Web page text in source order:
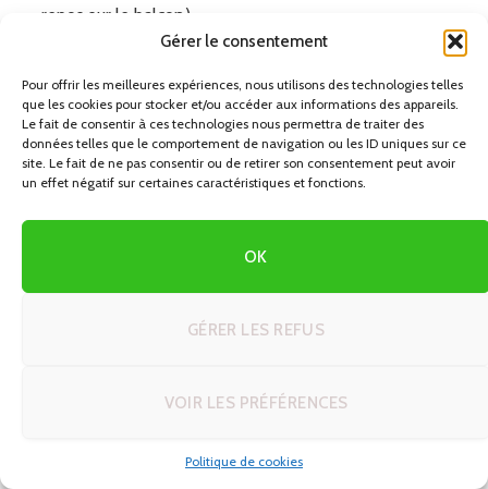
Gérer le consentement
Pour offrir les meilleures expériences, nous utilisons des technologies telles
que les cookies pour stocker et/ou accéder aux informations des appareils.
Le fait de consentir à ces technologies nous permettra de traiter des
données telles que le comportement de navigation ou les ID uniques sur ce
site. Le fait de ne pas consentir ou de retirer son consentement peut avoir
un effet négatif sur certaines caractéristiques et fonctions.
OK
GÉRER LES REFUS
VOIR LES PRÉFÉRENCES
Politique de cookies
repos sur le balcon).
Jour 4 – Journée semi-libre
Matin : Fondation César Manrique, visite de Teguise
(ancien village). Après-midi libre à l’hôtel : plage, piscine,
éventuellement sports nautiques à Las Cucharas. Ce
jour permet de « souffler » dans votre voyage.
ferry rapide vers Fuerteventura pour la journée si vous
voulez varier encore plus l’expérience. Retour en soirée
Selon l’heure de votre vol, petite sortie le matin